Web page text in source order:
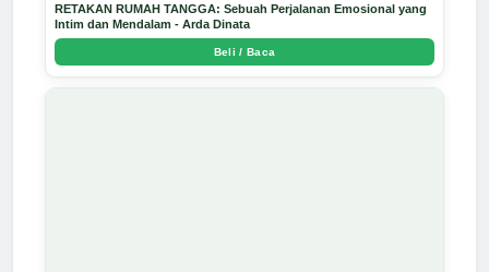
RETAKAN RUMAH TANGGA: Sebuah Perjalanan Emosional yang
Intim dan Mendalam - Arda Dinata
Beli / Baca